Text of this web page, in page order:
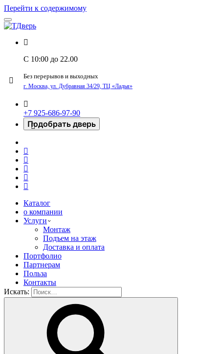
Перейти к содержимому
C 10:00 до 22.00
Без перерывов и выходных
г. Москва, ул. Дубравная 34/29, ТЦ «Ладья»
+7 925-686-97-90
Подобрать дверь
Каталог
о компании
Услуги
Монтаж
Подъем на этаж
Доставка и оплата
Портфолио
Партнерам
Польза
Контакты
Искать: